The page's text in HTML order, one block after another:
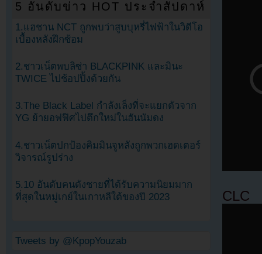
CLC
5 อันดับข่าว HOT ประจำสัปดาห์
1.แฮชาน NCT ถูกพบว่าสูบบุหรี่ไฟฟ้าในวิดีโอ
เบื้องหลังฝึกซ้อม
2.ชาวเน็ตพบลิซ่า BLACKPINK และมินะ
TWICE ไปช้อปปิ้งด้วยกัน
3.The Black Label กำลังเล็งที่จะแยกตัวจาก
YG ย้ายอฟฟิศไปตึกใหม่ในฮันนัมดง
4.ชาวเน็ตปกป้องคิมมินจูหลังถูกพวกเฮดเตอร์
วิจารณ์รูปร่าง
5.10 อันดับคนดังชายที่ได้รับความนิยมมาก
ที่สุดในหมู่เกย์ในเกาหลีใต้ของปี 2023
Tweets by @KpopYouzab